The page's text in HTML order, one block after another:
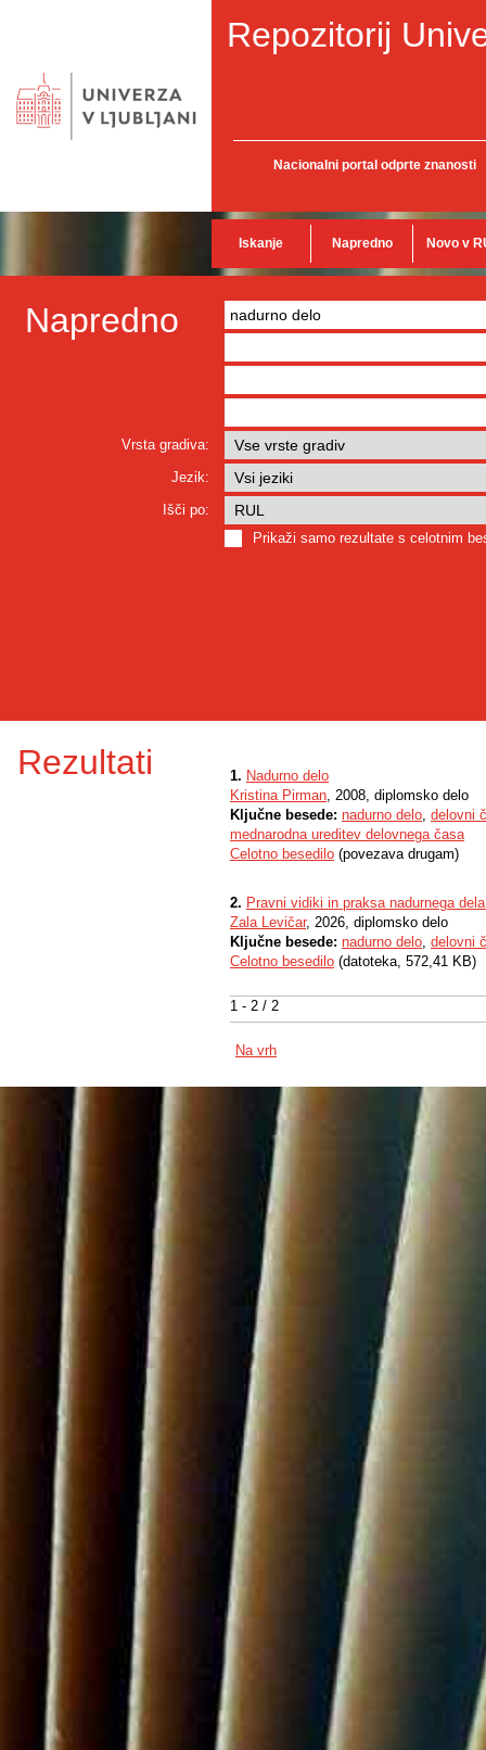
Repozitorij
Nacionalni portal odprte znanosti
Iskanje Napredno Novo v
Napredno
Vrsta gradiva:
Jezik:
Išči po:
Prikaži samo rezultate s celotnim
Rezultati
1 - 2 / 2
1. Nadurno delo
Kristina Pirman, 2008, diplomsko delo
Ključne besede: nadurno delo, delovni
mednarodna ureditev delovnega časa
Celotno besedilo (povezava drugam)
2. Pravni vidiki in praksa nadurnega
Zala Levičar, 2026, diplomsko delo
Ključne besede: nadurno delo, delovni
Celotno besedilo (datoteka, 572,41 KB)
Na vrh